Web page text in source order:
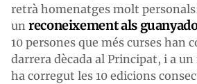
retrà homenatges molt
un reconeixement als
10 persones que més curses han
darrera dècada al Principat, i a
ha corregut les 10 edicions